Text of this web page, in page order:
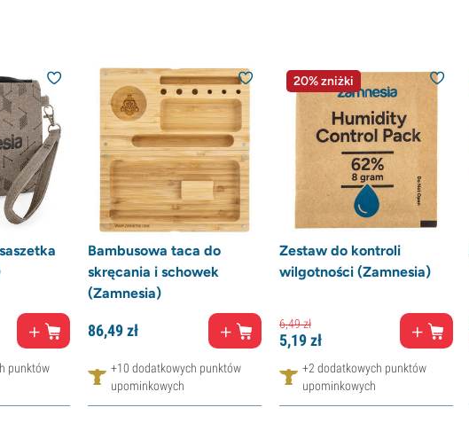
punktów
Bambusowa taca do
skręcania i schowek
(Zamnesia)
86,49zł
+10 dodatkowych punktów
upominkowych
20% zniżki
Zestaw do kontroli
wilgotności (Zamnesia)
6,49zł
5,19zł
+2 dodatkowych punktów
upominkowych